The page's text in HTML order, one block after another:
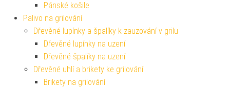
Pánské košile
Palivo na grilování
Dřevěné lupínky a špalíky k zauzování v grilu
Dřevěné lupínky na uzení
Dřevěné špalíky na uzení
Dřevěné uhlí a brikety ke grilování
Brikety na grilování